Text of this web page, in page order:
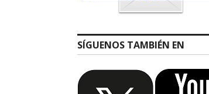
SÍGUENOS TAMBIÉN EN